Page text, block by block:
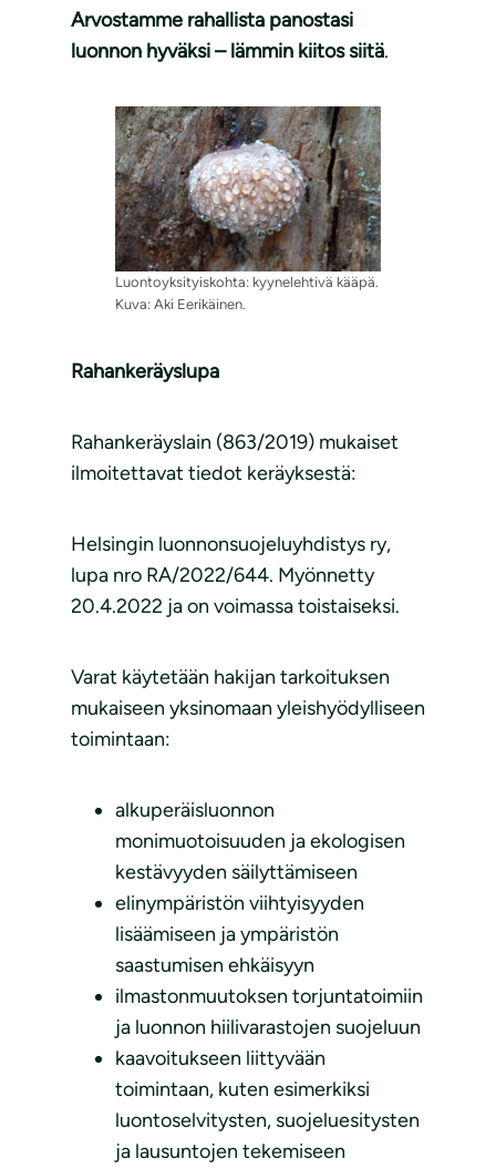
Arvostamme rahallista panostasi
luonnon hyväksi – lämmin kiitos siitä.
Luontoyksityiskohta: kyynelehtivä kääpä.
Kuva: Aki Eerikäinen.
Rahankeräyslupa
Rahankeräyslain (863/2019) mukaiset
ilmoitettavat tiedot keräyksestä:
Helsingin luonnonsuojeluyhdistys ry,
lupa nro RA/2022/644. Myönnetty
20.4.2022 ja on voimassa toistaiseksi.
Varat käytetään hakijan tarkoituksen
mukaiseen yksinomaan yleishyödylliseen
toimintaan:
alkuperäisluonnon
monimuotoisuuden ja ekologisen
kestävyyden säilyttämiseen
elinympäristön viihtyisyyden
lisäämiseen ja ympäristön
saastumisen ehkäisyyn
ilmastonmuutoksen torjuntatoimiin
ja luonnon hiilivarastojen suojeluun
kaavoitukseen liittyvään
toimintaan, kuten esimerkiksi
luontoselvitysten, suojeluesitysten
ja lausuntojen tekemiseen